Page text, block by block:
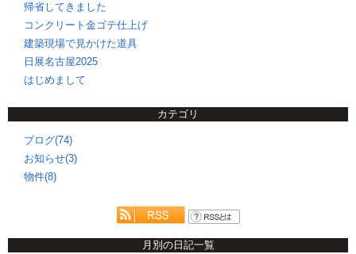
帰省してきました
コンクリート金ゴテ仕上げ
建築現場で見かけた道具
日展名古屋2025
はじめまして
カテゴリ
ブログ(74)
お知らせ(3)
物件(8)
月別の日記一覧